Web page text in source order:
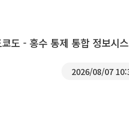
도 - 홍수 통제 통합 정보시
2026/08/07